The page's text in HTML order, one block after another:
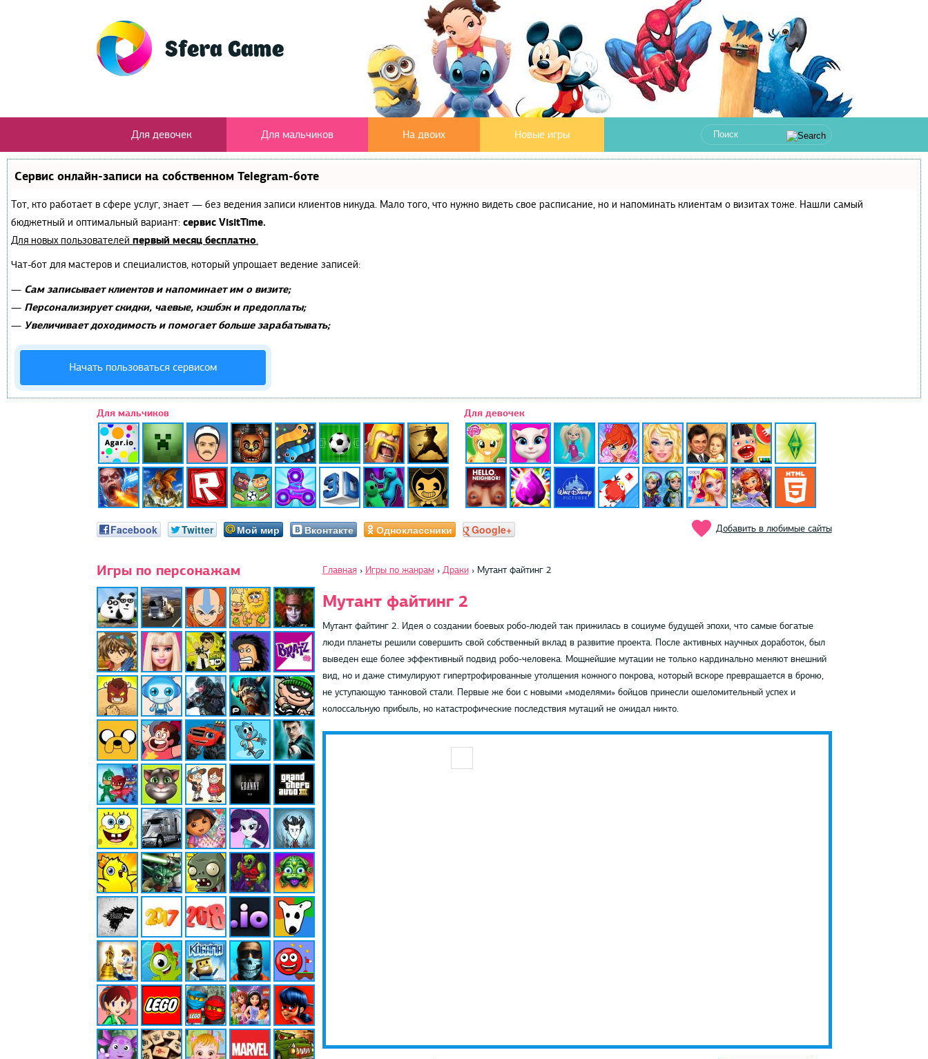
Для девочек Для мальчиков На двоих Новые игры
Сервис онлайн-записи на собственном Telegram-боте
Тот, кто работает в сфере услуг, знает — без ведения записи клиентов никуда. Мало того, что нужно видеть свое расписание, но и напоминать клиентам о визитах тоже. Нашли самый
бюджетный и оптимальный вариант: сервис VisitTime.
Для новых пользователей первый месяц бесплатно.
Чат-бот для мастеров и специалистов, который упрощает ведение записей:
— Сам записывает клиентов и напоминает им о визите;
— Персонализирует скидки, чаевые, кэшбэк и предоплаты;
— Увеличивает доходимость и помогает больше зарабатывать;
Начать пользоваться сервисом
Для мальчиков Для девочек
Facebook Twitter Мой мир Вконтакте Одноклассники Google+ Добавить в любимые сайты
Игры по персонажам Главная › Игры по жанрам › Драки › Мутант файтинг 2
Мутант файтинг 2
Мутант файтинг 2. Идея о создании боевых робо-людей так прижилась в социуме будущей эпохи, что самые богатые
люди планеты решили совершить свой собственный вклад в развитие проекта. После активных научных доработок, был
выведен еще более эффективный подвид робо-человека. Мощнейшие мутации не только кардинально меняют внешний
вид, но и даже стимулируют гипертрофированные утолщения кожного покрова, который вскоре превращается в броню,
не уступающую танковой стали. Первые же бои с новыми «моделями» бойцов принесли ошеломительный успех и
колоссальную прибыль, но катастрофические последствия мутаций не ожидал никто.